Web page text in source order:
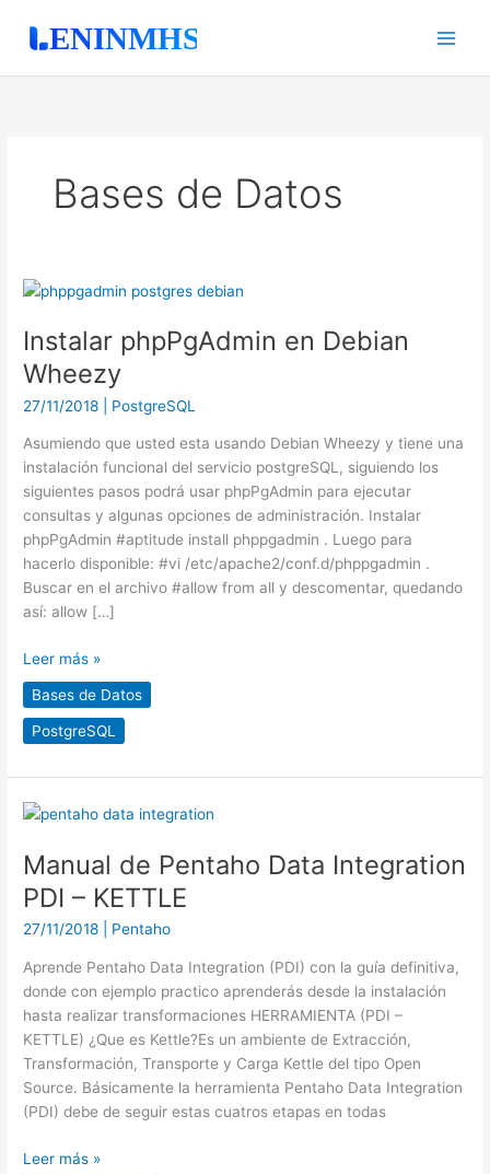
Bases de Datos
Instalar phpPgAdmin en Debian
Wheezy
27/11/2018 PostgreSQL
Asumiendo que usted esta usando Debian Wheezy y tiene una
instalación funcional del servicio postgreSQL, siguiendo los
siguientes pasos podrá usar phpPgAdmin para ejecutar
consultas y algunas opciones de administración. Instalar
phpPgAdmin #aptitude install phppgadmin . Luego para
hacerlo disponible: #vi /etc/apache2/conf.d/phppgadmin .
Buscar en el archivo #allow from all y descomentar, quedando
así: allow […]
Instalar
en
Debian
Wheezy
Leer más »
Bases de Datos
PostgreSQL
Manual de Pentaho Data Integration
PDI – KETTLE
27/11/2018 Pentaho
Aprende Pentaho Data Integration (PDI) con la guía definitiva,
donde con ejemplo practico aprenderás desde la instalación
hasta realizar transformaciones HERRAMIENTA (PDI –
KETTLE) ¿Que es Kettle?Es un ambiente de Extracción,
Transformación, Transporte y Carga Kettle del tipo Open
Source. Básicamente la herramienta Pentaho Data Integration
(PDI) debe de seguir estas cuatros etapas en todas
Manual
Pentaho
Data
Integration
PDI
KETTLE
Leer más »